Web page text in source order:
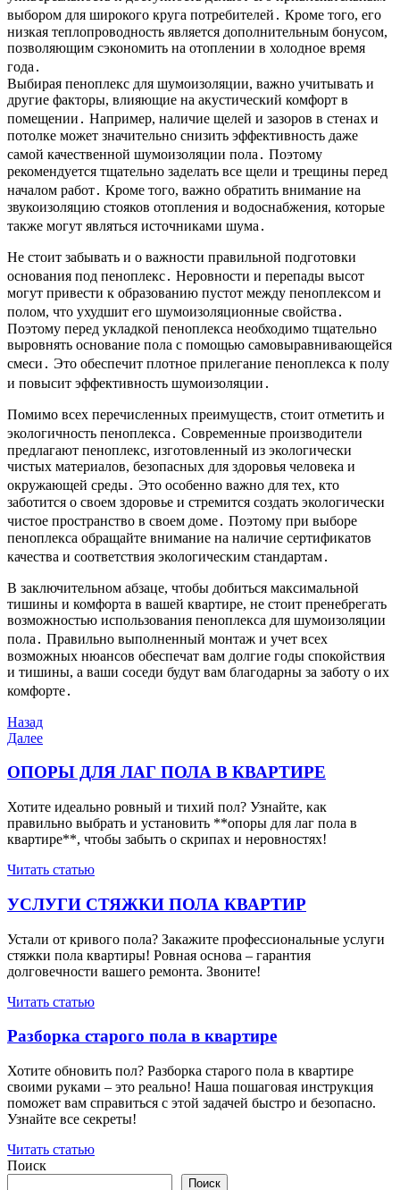
выбором для широкого круга потребителей․ Кроме того, его
низкая теплопроводность является дополнительным бонусом,
позволяющим сэкономить на отоплении в холодное время
года․
Выбирая пеноплекс для шумоизоляции, важно учитывать и
другие факторы, влияющие на акустический комфорт в
помещении․ Например, наличие щелей и зазоров в стенах и
потолке может значительно снизить эффективность даже
самой качественной шумоизоляции пола․ Поэтому
рекомендуется тщательно заделать все щели и трещины перед
началом работ․ Кроме того, важно обратить внимание на
звукоизоляцию стояков отопления и водоснабжения, которые
также могут являться источниками шума․
Не стоит забывать и о важности правильной подготовки
основания под пеноплекс․ Неровности и перепады высот
могут привести к образованию пустот между пеноплексом и
полом, что ухудшит его шумоизоляционные свойства․
Поэтому перед укладкой пеноплекса необходимо тщательно
выровнять основание пола с помощью самовыравнивающейся
смеси․ Это обеспечит плотное прилегание пеноплекса к полу
и повысит эффективность шумоизоляции․
Помимо всех перечисленных преимуществ, стоит отметить и
экологичность пеноплекса․ Современные производители
предлагают пеноплекс, изготовленный из экологически
чистых материалов, безопасных для здоровья человека и
окружающей среды․ Это особенно важно для тех, кто
заботится о своем здоровье и стремится создать экологически
чистое пространство в своем доме․ Поэтому при выборе
пеноплекса обращайте внимание на наличие сертификатов
качества и соответствия экологическим стандартам․
В заключительном абзаце, чтобы добиться максимальной
тишины и комфорта в вашей квартире, не стоит пренебрегать
возможностью использования пеноплекса для шумоизоляции
пола․ Правильно выполненный монтаж и учет всех
возможных нюансов обеспечат вам долгие годы спокойствия
и тишины, а ваши соседи будут вам благодарны за заботу о их
комфорте․
Навигация
по
записям
Предыдущая
запись
Назад
Следующая
Далее
ОПОРЫ ДЛЯ ЛАГ ПОЛА В КВАРТИРЕ
Хотите идеально ровный и тихий пол? Узнайте, как
правильно выбрать и установить **опоры для лаг пола в
квартире**, чтобы забыть о скрипах и неровностях!
Читать статью
УСЛУГИ СТЯЖКИ ПОЛА КВАРТИР
Устали от кривого пола? Закажите профессиональные услуги
стяжки пола квартиры! Ровная основа – гарантия
долговечности вашего ремонта. Звоните!
Читать статью
Разборка старого пола в квартире
Хотите обновить пол? Разборка старого пола в квартире
своими руками – это реально! Наша пошаговая инструкция
поможет вам справиться с этой задачей быстро и безопасно.
Узнайте все секреты!
Читать статью
Поиск
Поиск